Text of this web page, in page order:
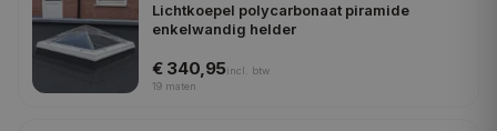
Lichtkoepel polycarbonaat piramide
enkelwandig helder
€ 340,95incl.
btw
19 maten